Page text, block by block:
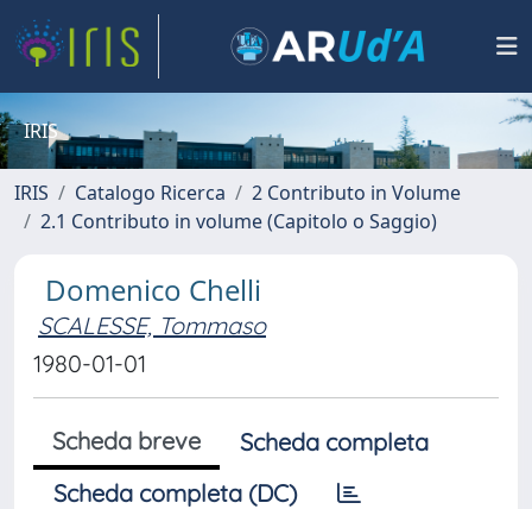
IRIS
IRIS Catalogo Ricerca
2 Contributo in Volume
2.1 Contributo in volume (Capitolo o Saggio)
Domenico Chelli
SCALESSE, Tommaso
1980-01-01
Scheda breve
Scheda completa
Scheda completa (DC)